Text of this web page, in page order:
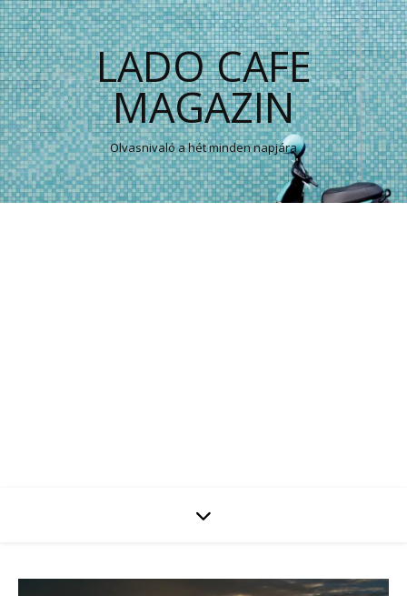
LADO CAFE
MAGAZIN
Olvasnivaló a hét minden napjára